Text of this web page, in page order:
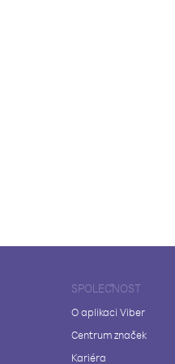
SPOLEČNOST
O aplikaci Viber
Centrum značek
Kariéra